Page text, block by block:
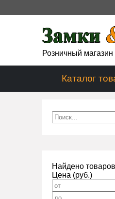
Розничный
Каталог
Найдено
Цена (руб.)